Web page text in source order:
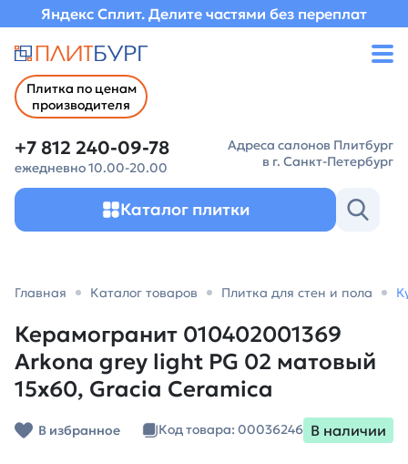
Яндекс Сплит. Делите частями без переплат
Плитка по ценам
производителя
+7 812 240-09-78
ежедневно 10.00-20.00
Адреса салонов Плитбург
в г. Санкт-Петербург
Каталог плитки
Главная Каталог товаров Плитка для стен и пола
Керамогранит 010402001369
Arkona grey light PG 02 матовый
15х60, Gracia Ceramica
В избранное Код товара: 00036246 В наличии